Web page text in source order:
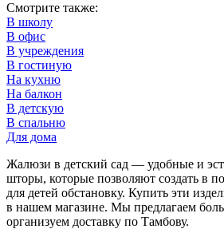
Смотрите также:
В школу
В офис
В учреждения
В гостиную
На кухню
На балкон
В детскую
В спальню
Для дома
Жалюзи в детский сад — удобные и
шторы, которые позволяют создать в
для детей обстановку. Купить эти
в нашем магазине. Мы предлагаем
организуем доставку по Тамбову.